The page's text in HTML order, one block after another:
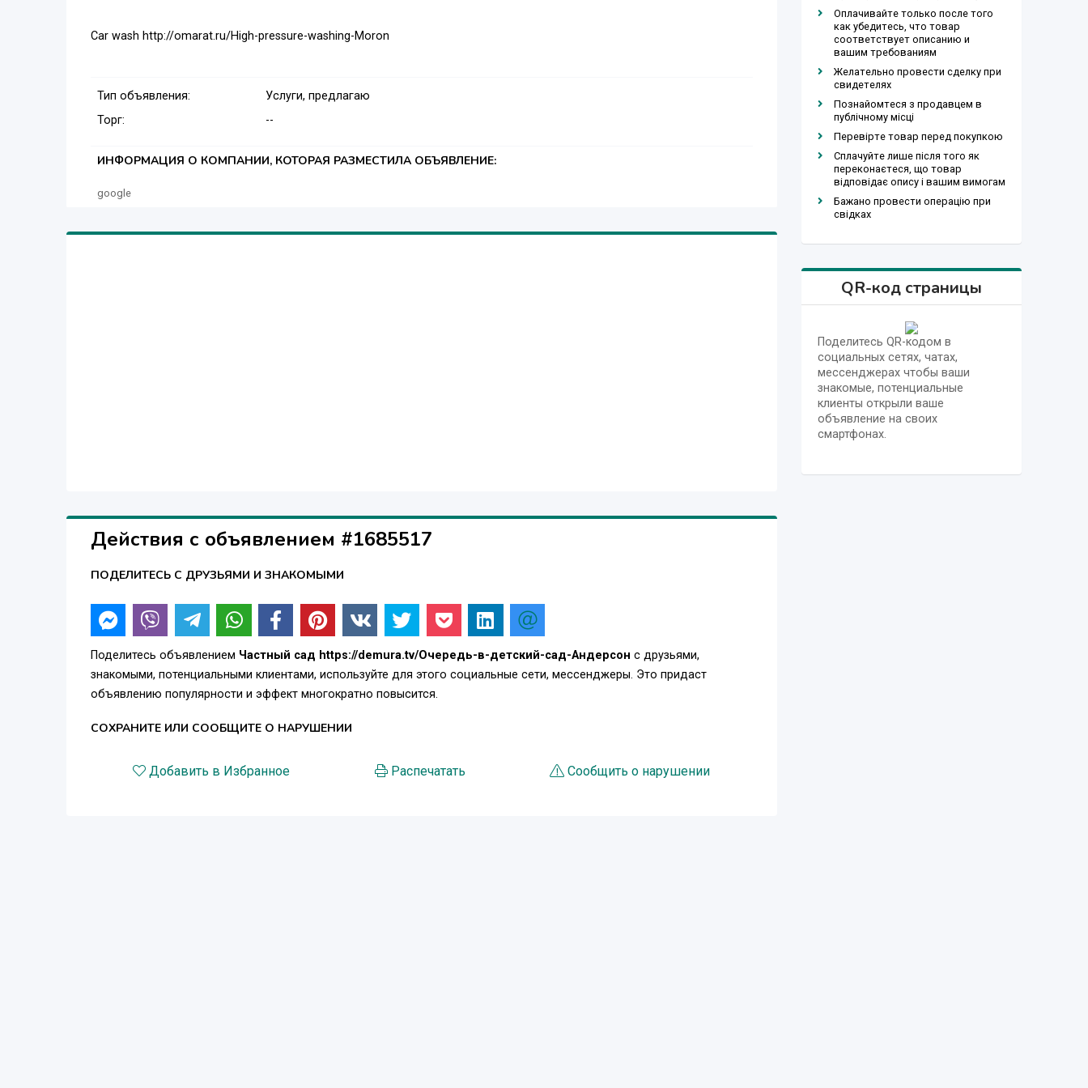
Car wash http://omarat.ru/High-pressure-washing-Moron
Тип объявления:
Услуги, предлагаю
Торг:
--
ИНФОРМАЦИЯ О КОМПАНИИ, КОТОРАЯ РАЗМЕСТИЛА ОБЪЯВЛЕНИЕ:
google
Действия с объявлением #1685517
ПОДЕЛИТЕСЬ С ДРУЗЬЯМИ И ЗНАКОМЫМИ
Поделитесь объявлением Частный сад https://demura.tv/Очередь-в-детский-сад-Андерсон с друзьями,
знакомыми, потенциальными клиентами, используйте для этого социальные сети, мессенджеры. Это придаст
объявлению популярности и эффект многократно повысится.
СОХРАНИТЕ ИЛИ СООБЩИТЕ О НАРУШЕНИИ
Добавить в Избранное Распечатать Сообщить о нарушении
Оплачивайте только после того
как убедитесь, что товар
соответствует описанию и
вашим требованиям
Желательно провести сделку при
свидетелях
Познайомтеся з продавцем в
публічному місці
Перевірте товар перед покупкою
Сплачуйте лише після того як
переконаєтеся, що товар
відповідає опису і вашим вимогам
Бажано провести операцію при
свідках
QR-код страницы
Поделитесь QR-кодом в
социальных сетях, чатах,
мессенджерах чтобы ваши
знакомые, потенциальные
клиенты открыли ваше
объявление на своих
смартфонах.